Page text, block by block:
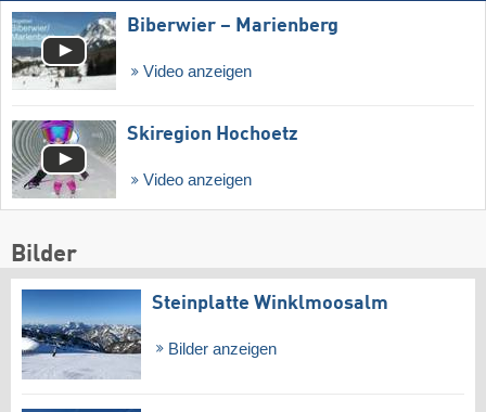
Biberwier – Marienberg
Video anzeigen
Skiregion Hochoetz
Video anzeigen
Bilder
Steinplatte Winklmoosalm
Bilder anzeigen